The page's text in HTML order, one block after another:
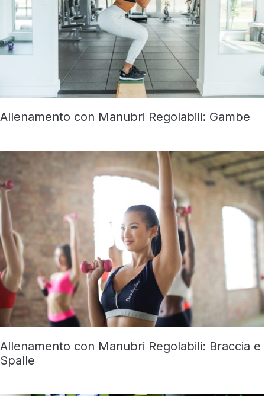
Allenamento con Manubri Regolabili: Gambe
Allenamento con Manubri Regolabili: Braccia e
Spalle